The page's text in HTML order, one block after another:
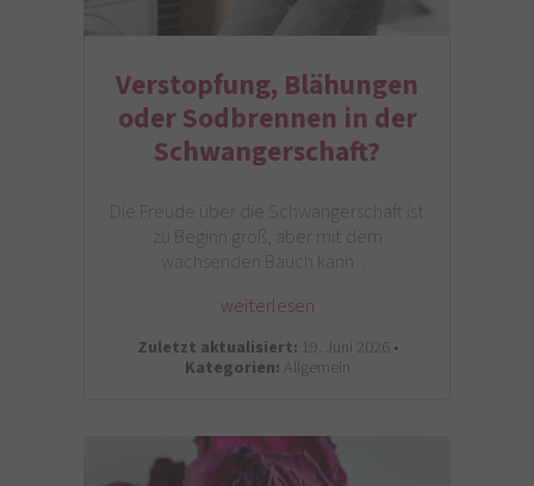
Verstopfung, Blähungen
oder Sodbrennen in der
Schwangerschaft?
Die Freude über die Schwangerschaft ist
zu Beginn groß, aber mit dem
wachsenden Bauch kann…
weiterlesen
Zuletzt aktualisiert: 19. Juni 2026 •
Kategorien: Allgemein